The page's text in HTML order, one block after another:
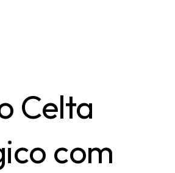
Celta
com